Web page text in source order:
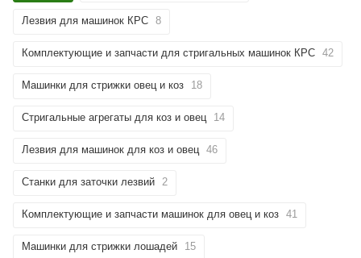
Лезвия для машинок КРС 8
Комплектующие и запчасти для стригальных машинок КРС 42
Машинки для стрижки овец и коз 18
Стригальные агрегаты для коз и овец 14
Лезвия для машинок для коз и овец 46
Станки для заточки лезвий 2
Комплектующие и запчасти машинок для овец и коз 41
Машинки для стрижки лошадей 15